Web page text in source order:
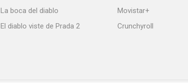
La boca del diablo
El diablo viste de Prada 2
Movistar+
Crunchyroll